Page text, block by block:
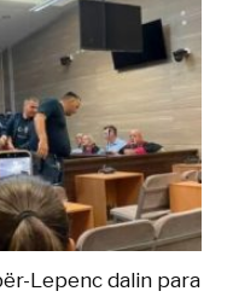
Lepenc dalin para